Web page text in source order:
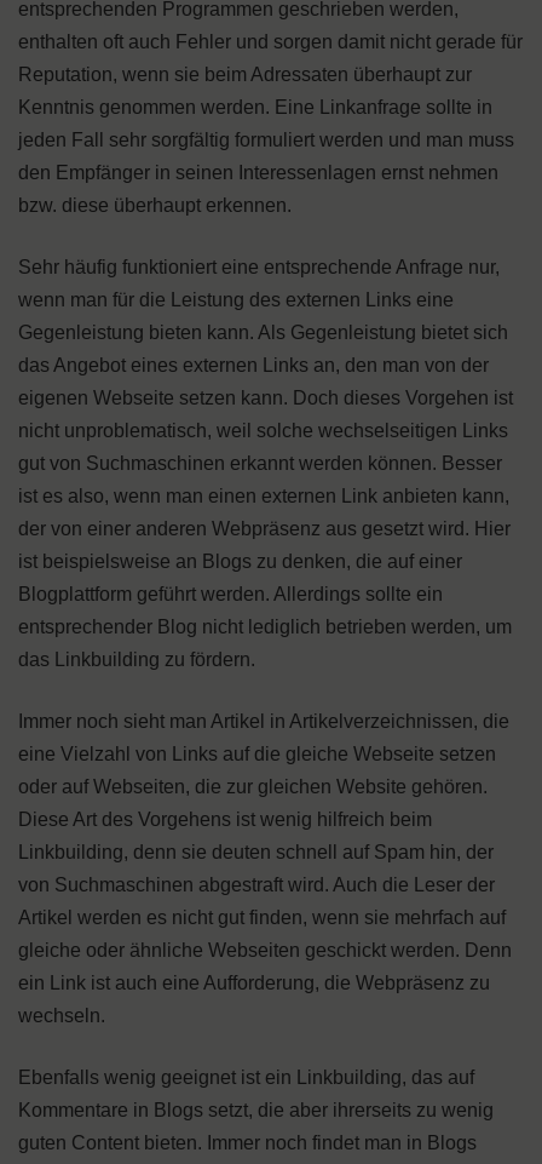
entsprechenden Programmen geschrieben werden,
enthalten oft auch Fehler und sorgen damit nicht gerade für
Reputation, wenn sie beim Adressaten überhaupt zur
Kenntnis genommen werden. Eine Linkanfrage sollte in
jeden Fall sehr sorgfältig formuliert werden und man muss
den Empfänger in seinen Interessenlagen ernst nehmen
bzw. diese überhaupt erkennen.
Sehr häufig funktioniert eine entsprechende Anfrage nur,
wenn man für die Leistung des externen Links eine
Gegenleistung bieten kann. Als Gegenleistung bietet sich
das Angebot eines externen Links an, den man von der
eigenen Webseite setzen kann. Doch dieses Vorgehen ist
nicht unproblematisch, weil solche wechselseitigen Links
gut von Suchmaschinen erkannt werden können. Besser
ist es also, wenn man einen externen Link anbieten kann,
der von einer anderen Webpräsenz aus gesetzt wird. Hier
ist beispielsweise an Blogs zu denken, die auf einer
Blogplattform geführt werden. Allerdings sollte ein
entsprechender Blog nicht lediglich betrieben werden, um
das Linkbuilding zu fördern.
Immer noch sieht man Artikel in Artikelverzeichnissen, die
eine Vielzahl von Links auf die gleiche Webseite setzen
oder auf Webseiten, die zur gleichen Website gehören.
Diese Art des Vorgehens ist wenig hilfreich beim
Linkbuilding, denn sie deuten schnell auf Spam hin, der
von Suchmaschinen abgestraft wird. Auch die Leser der
Artikel werden es nicht gut finden, wenn sie mehrfach auf
gleiche oder ähnliche Webseiten geschickt werden. Denn
ein Link ist auch eine Aufforderung, die Webpräsenz zu
wechseln.
Ebenfalls wenig geeignet ist ein Linkbuilding, das auf
Kommentare in Blogs setzt, die aber ihrerseits zu wenig
guten Content bieten. Immer noch findet man in Blogs